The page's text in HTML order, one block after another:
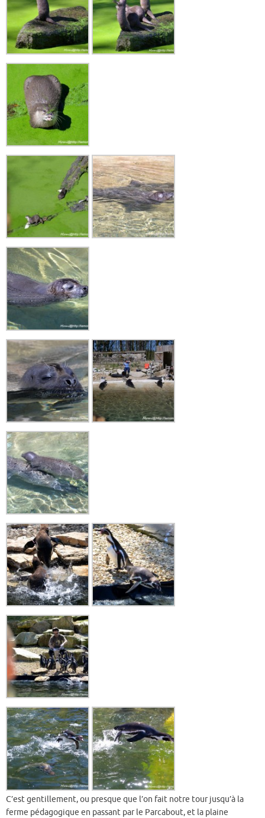
C’est gentillement, ou presque que l’on fait notre tour jusqu’à la
ferme pédagogique en passant par le Parcabout, et la plaine